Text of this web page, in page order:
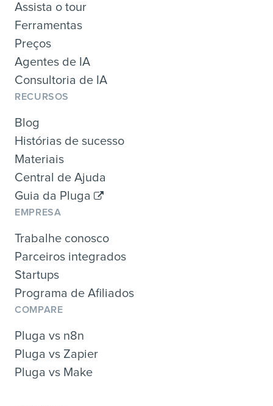
Assista o tour
Ferramentas
Preços
Agentes de IA
Consultoria de IA
RECURSOS
Blog
Histórias de sucesso
Materiais
Central de Ajuda
Guia da Pluga
EMPRESA
Trabalhe conosco
Parceiros integrados
Startups
Programa de Afiliados
COMPARE
Pluga vs n8n
Pluga vs Zapier
Pluga vs Make